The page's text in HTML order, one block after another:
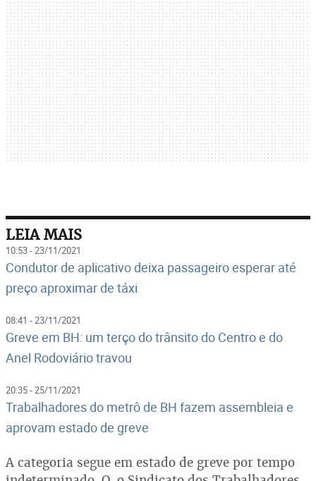
LEIA MAIS
10:53 - 23/11/2021
Condutor de aplicativo deixa passageiro esperar até
preço aproximar de táxi
08:41 - 23/11/2021
Greve em BH: um terço do trânsito do Centro e do
Anel Rodoviário travou
20:35 - 25/11/2021
Trabalhadores do metrô de BH fazem assembleia e
aprovam estado de greve
A categoria segue em estado de greve por tempo